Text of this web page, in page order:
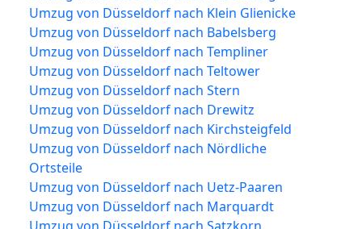
Umzug von Düsseldorf nach Klein Glienicke
Umzug von Düsseldorf nach Babelsberg
Umzug von Düsseldorf nach Templiner
Umzug von Düsseldorf nach Teltower
Umzug von Düsseldorf nach Stern
Umzug von Düsseldorf nach Drewitz
Umzug von Düsseldorf nach Kirchsteigfeld
Umzug von Düsseldorf nach Nördliche
Ortsteile
Umzug von Düsseldorf nach Uetz-Paaren
Umzug von Düsseldorf nach Marquardt
Umzug von Düsseldorf nach Satzkorn